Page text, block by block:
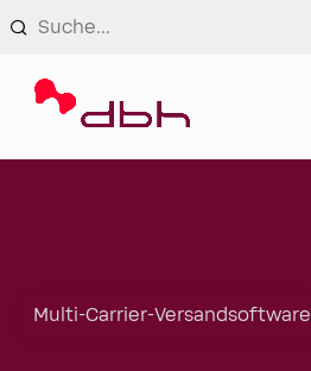
Login
Multi-Carrier-Versandsoftware